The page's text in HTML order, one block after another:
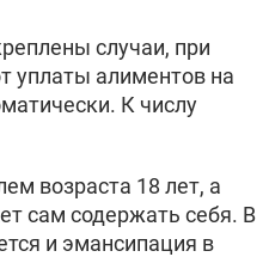
случаи, при
уплаты алиментов на
К числу
возраста 18 лет, а
сам содержать себя. В
и эмансипация в